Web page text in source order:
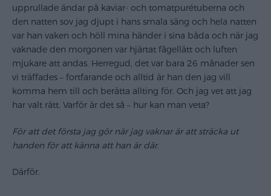
upprullade ändar på kaviar- och tomatpurétuberna och
den natten sov jag djupt i hans smala säng och hela natten
var han vaken och höll mina händer i sina båda och när jag
vaknade den morgonen var hjärtat fågellätt och luften
mjukare att andas. Herregud, det var bara 26 månader sen
vi träffades – fortfarande och alltid är han den jag vill
komma hem till och berätta allting för. Och jag vet att jag
har valt rätt. Varför är det så – hur kan man veta?
För att det första jag gör när jag vaknar är att sträcka ut
handen för att känna att han är där.
Därför.